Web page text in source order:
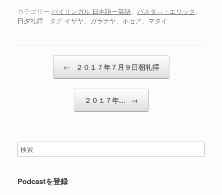
ヤ
ー
カテゴリー バイリンガル 日本語ー英語、 パスタ―・エリック、
日夕礼拝 タグ イザヤ、 ガラテヤ、 ホセア、 マタイ.
← ２０１７年７月９日朝礼拝
２０１７年… →
Podcastを登録